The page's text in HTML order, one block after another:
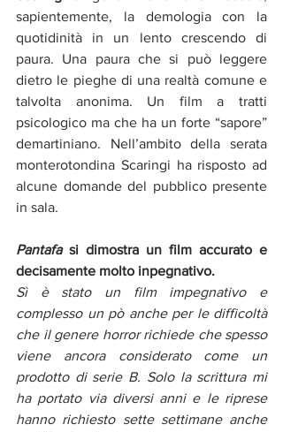
sapientemente, la demologia con la
quotidinità in un lento crescendo di
paura. Una paura che si può leggere
dietro le pieghe di una realtà comune e
talvolta anonima. Un film a tratti
psicologico ma che ha un forte “sapore”
demartiniano. Nell’ambito della serata
monterotondina Scaringi ha risposto ad
alcune domande del pubblico presente
in sala.
Pantafa si dimostra un film accurato e
decisamente molto inpegnativo.
Sì è stato un film impegnativo e
complesso un pò anche per le difficoltà
che il genere horror richiede che spesso
viene ancora considerato come un
prodotto di serie B. Solo la scrittura mi
ha portato via diversi anni e le riprese
hanno richiesto sette settimane anche